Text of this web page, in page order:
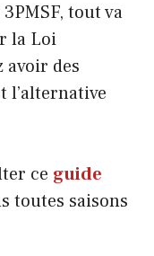
tout va
la Loi
avoir des
l’alternative
ce guide
toutes saisons